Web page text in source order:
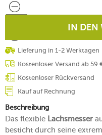
IN
Lieferung in 1-2 Werktagen
Kostenloser Versand ab
Kostenloser Rückversand
Kauf auf Rechnung
Beschreibung
Das flexible Lachsmesser
besticht durch seine